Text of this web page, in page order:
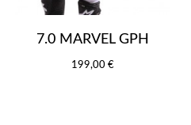
7.0 MARVEL GPH
199,00 €